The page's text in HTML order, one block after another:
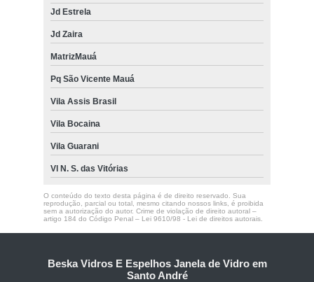
Jd Estrela
Jd Zaira
MatrizMauá
Pq São Vicente Mauá
Vila Assis Brasil
Vila Bocaina
Vila Guarani
Vl N. S. das Vitórias
O conteúdo do texto desta página é de direito reservado. Sua
reprodução, parcial ou total, mesmo citando nossos links, é proibida
sem a autorização do autor. Crime de violação de direito autoral –
artigo 184 do Código Penal – Lei 9610/98 - Lei de direitos autorais.
Beska Vidros E Espelhos Janela de Vidro em
Santo André